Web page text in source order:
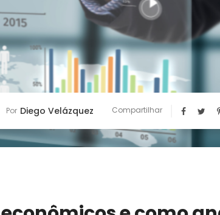
Por Diego Velázquez Compartilhar